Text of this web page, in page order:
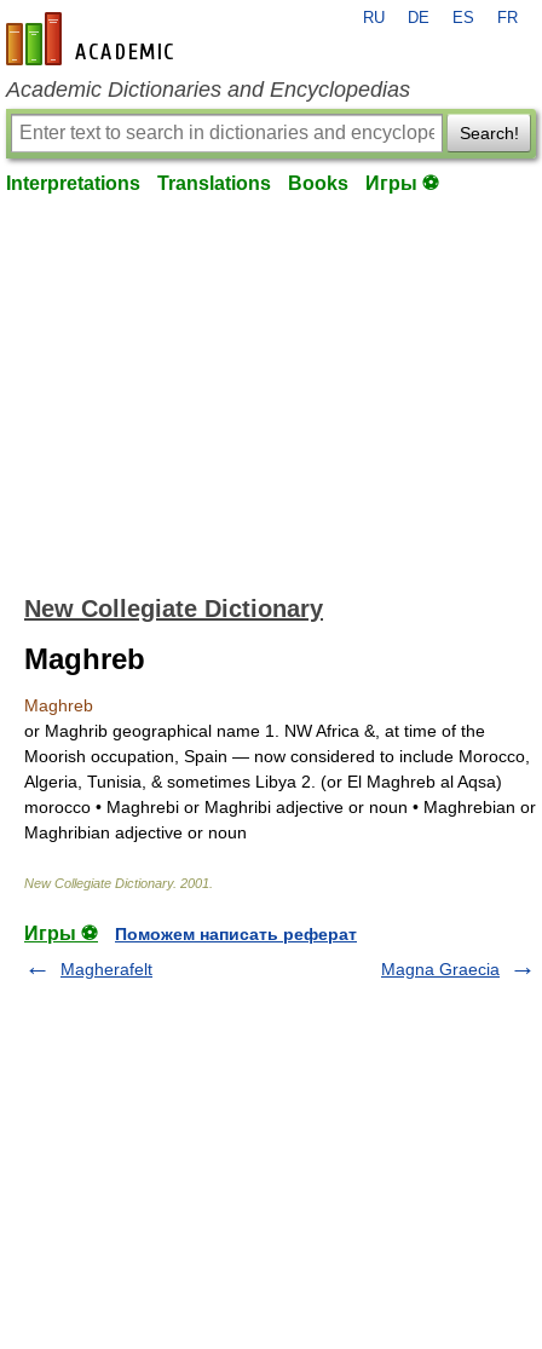
en-academic.com
RU DE ES FR
Academic Dictionaries and Encyclopedias
Search!
Interpretations Translations Books Игры ⚽
New Collegiate Dictionary
Maghreb
Maghreb
or Maghrib geographical name 1.
NW Africa &, at time of the
Moorish occupation, Spain — now considered to include Morocco,
Algeria, Tunisia, & sometimes Libya 2. (or El Maghreb al Aqsa)
morocco • Maghrebi or Maghribi adjective or noun • Maghrebian or
Maghribian adjective or noun
New Collegiate Dictionary. 2001
Игры ⚽
Поможем написать реферат
Magherafelt
Magna Graecia